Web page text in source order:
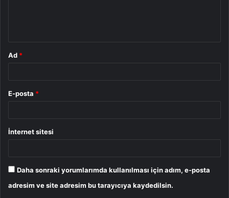
Ad *
E-posta *
İnternet sitesi
Daha sonraki yorumlarımda kullanılması için adım, e-posta
adresim ve site adresim bu tarayıcıya kaydedilsin.